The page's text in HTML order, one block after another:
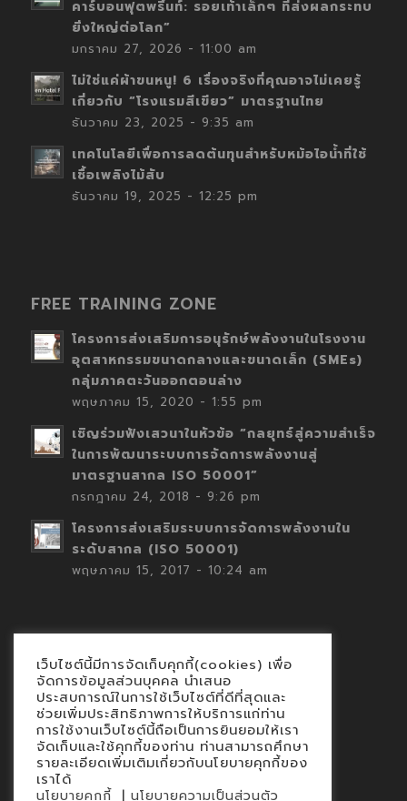
คาร์บอนฟุตพริ้นท์: รอยเท้าเล็กๆ ที่ส่งผลกระทบ
ยิ่งใหญ่ต่อโลก”
มกราคม 27, 2026 - 11:00 am
ไม่ใช่แค่ผ้าขนหนู! 6 เรื่องจริงที่คุณอาจไม่เคยรู้
เกี่ยวกับ “โรงแรมสีเขียว” มาตรฐานไทย
ธันวาคม 23, 2025 - 9:35 am
เทคโนโลยีเพื่อการลดต้นทุนสำหรับหม้อไอน้ำที่ใช้
เชื้อเพลิงไม้สับ
ธันวาคม 19, 2025 - 12:25 pm
FREE TRAINING ZONE
โครงการส่งเสริมการอนุรักษ์พลังงานในโรงงาน
อุตสาหกรรมขนาดกลางและขนาดเล็ก (SMEs)
กลุ่มภาคตะวันออกตอนล่าง
พฤษภาคม 15, 2020 - 1:55 pm
เชิญร่วมฟังเสวนาในหัวข้อ “กลยุทธ์สู่ความสำเร็จ
ในการพัฒนาระบบการจัดการพลังงานสู่
มาตรฐานสากล ISO 50001”
กรกฎาคม 24, 2018 - 9:26 pm
โครงการส่งเสริมระบบการจัดการพลังงานใน
ระดับสากล (ISO 50001)
พฤษภาคม 15, 2017 - 10:24 am
Contact
นโยบายคุกกี้
นโยบายข้อมูลส่วนบุคคล
เว็บไซต์นี้มีการจัดเก็บคุกกี้(cookies) เพื่อ
จัดการข้อมูลส่วนบุคคล นำเสนอ
ประสบการณ์ในการใช้เว็บไซต์ที่ดีที่สุดและ
ช่วยเพิ่มประสิทธิภาพการให้บริการแก่ท่าน
การใช้งานเว็บไซต์นี้ถือเป็นการยินยอมให้เรา
จัดเก็บและใช้คุกกี้ของท่าน ท่านสามารถศึกษา
รายละเอียดเพิ่มเติมเกี่ยวกับนโยบายคุกกี้ของ
เราได้
นโยบายคุกกี้ | นโยบายความเป็นส่วนตัว